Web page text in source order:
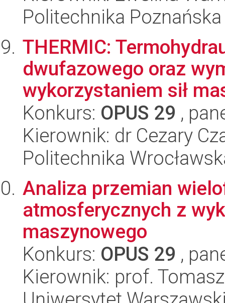
Politechnika Poznańska
THERMIC:
dwufazowego oraz
wykorzystaniem sił
Konkurs: OPUS 29 ,
Kierownik: dr Cezary
Politechnika
Analiza przemian
atmosferycznych z
maszynowego
Konkurs: OPUS 29 ,
Kierownik: prof.